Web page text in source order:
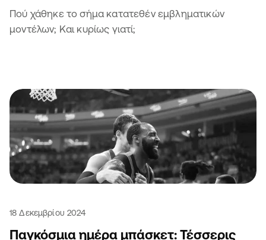
Πού χάθηκε το σήμα κατατεθέν εμβληματικών
μοντέλων; Και κυρίως γιατί;
18 Δεκεμβρίου 2024
Παγκόσμια ημέρα μπάσκετ: Τέσσερις